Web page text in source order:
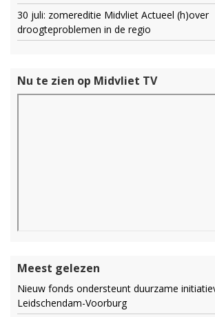
30 juli: zomereditie Midvliet Actueel (h)over
droogteproblemen in de regio
Nu te zien op Midvliet TV
Meest gelezen
Nieuw fonds ondersteunt duurzame
Leidschendam-Voorburg